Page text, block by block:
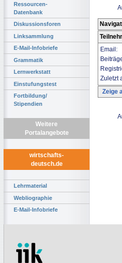
Ressourcen-
Datenbank
Diskussionsforen
Linksammlung
E-Mail-Infobriefe
Grammatik
Lernwerkstatt
Einstufungstest
Fortbildung/
Stipendien
Weitere
Portalangebote
wirtschafts-
deutsch.de
Lehrmaterial
Webliographie
E-Mail-Infobriefe
Email:
Zuletzt
Zeige